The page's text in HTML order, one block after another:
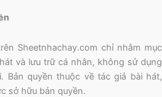
Sheetnhachay.com chỉ nhằm mục
và lưu trữ cá nhân, không sử dụng
Bản quyền thuộc về tác giả bài hát,
sở hữu bản quyền.